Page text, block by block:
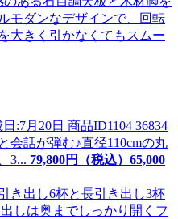
:7月20日 商品ID1104 36834
会話が弾む♪直径110cmの丸
3... 79,800円（税込） 65,000